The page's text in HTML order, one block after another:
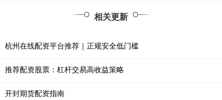
相关更新
杭州在线配资平台推荐｜正规安全低门槛
推荐配资股票：杠杆交易高收益策略
开封期货配资指南